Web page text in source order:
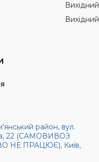
Вихідний
Вихідний
район, вул.
22 (САМОВИВОЗ
НЕ ПРАЦЮЄ), Київ,